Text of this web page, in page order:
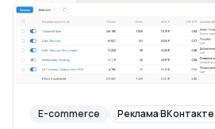
E-commerce Реклама ВКонтакте